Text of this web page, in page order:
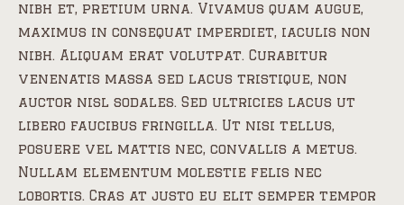
nibh et, pretium urna. Vivamus quam augue,
maximus in consequat imperdiet, iaculis non
nibh. Aliquam erat volutpat. Curabitur
venenatis massa sed lacus tristique, non
auctor nisl sodales. Sed ultricies lacus ut
libero faucibus fringilla. Ut nisi tellus,
posuere vel mattis nec, convallis a metus.
Nullam elementum molestie felis nec
lobortis. Cras at justo eu elit semper tempor